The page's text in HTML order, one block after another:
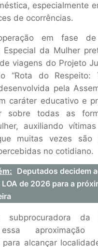
especialmente
de ocorrências.
em fase de
Especial da Mulher
viagens do Projeto
“Rota do Respeito:
pela
caráter educativo e
sobre todas as
auxiliando
muitas vezes são
no cotidiano.
Deputados decidem
de 2026 para a
subprocuradora da
aproximação
alcançar